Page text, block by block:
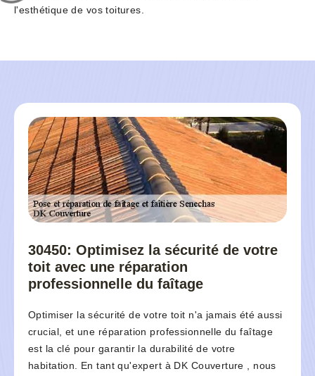
l'esthétique de vos toitures.
30450: Optimisez la sécurité de votre
toit avec une réparation
professionnelle du faîtage
Optimiser la sécurité de votre toit n'a jamais été aussi
crucial, et une réparation professionnelle du faîtage
est la clé pour garantir la durabilité de votre
habitation. En tant qu'expert à DK Couverture , nous